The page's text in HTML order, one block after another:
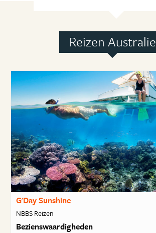
Reizen Australie
G'Day Sunshine
NBBS Reizen
Bezienswaardigheden